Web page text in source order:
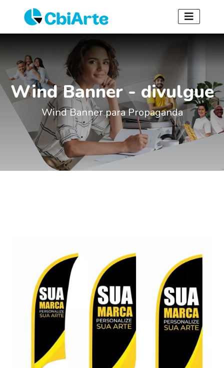
Wind Banner - divulgue
Wind Banner para Propaganda